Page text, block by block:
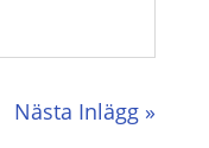
Nästa Inlägg »